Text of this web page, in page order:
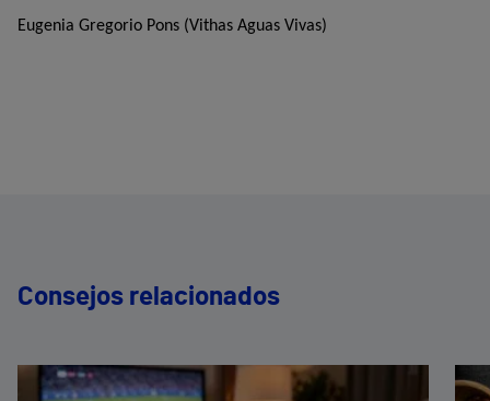
Eugenia Gregorio Pons (Vithas Aguas Vivas)
Consejos relacionados